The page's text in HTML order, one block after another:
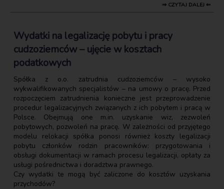
⇒ CZYTAJ DALEJ ⇐
Wydatki na legalizację pobytu i pracy
cudzoziemców – ujęcie w kosztach
podatkowych
Spółka z o.o. zatrudnia cudzoziemców – wysoko
wykwalifikowanych specjalistów – na umowy o pracę. Przed
rozpoczęciem zatrudnienia konieczne jest przeprowadzenie
procedur legalizacyjnych związanych z ich pobytem i pracą w
Polsce. Obejmują one m.in. uzyskanie wiz, zezwoleń
pobytowych, pozwoleń na pracę. W zależności od przyjętego
modelu relokacji spółka ponosi również koszty legalizacji
pobytu członków rodzin pracowników: przygotowania i
obsługi dokumentacji w ramach procesu legalizacji, opłaty za
usługi pośrednictwa i doradztwa prawnego.
Czy wydatki te mogą być zaliczone do kosztów uzyskania
przychodów?